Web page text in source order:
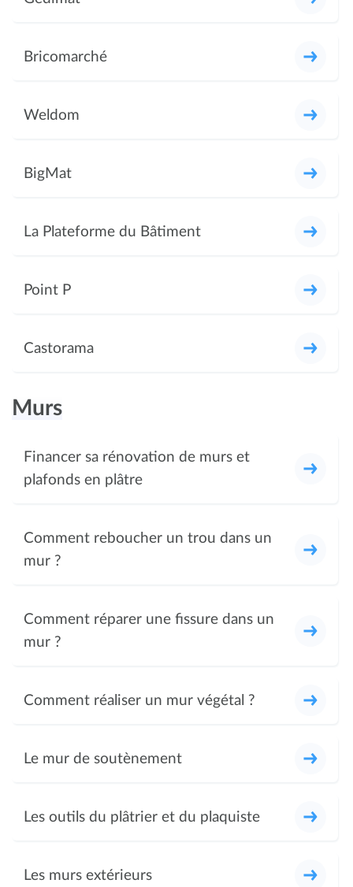
Bricomarché
Weldom
BigMat
La Plateforme du Bâtiment
Point P
Castorama
Murs
Financer sa rénovation de murs et
plafonds en plâtre
Comment reboucher un trou dans un
mur ?
Comment réparer une fissure dans un
mur ?
Comment réaliser un mur végétal ?
Le mur de soutènement
Les outils du plâtrier et du plaquiste
Les murs extérieurs